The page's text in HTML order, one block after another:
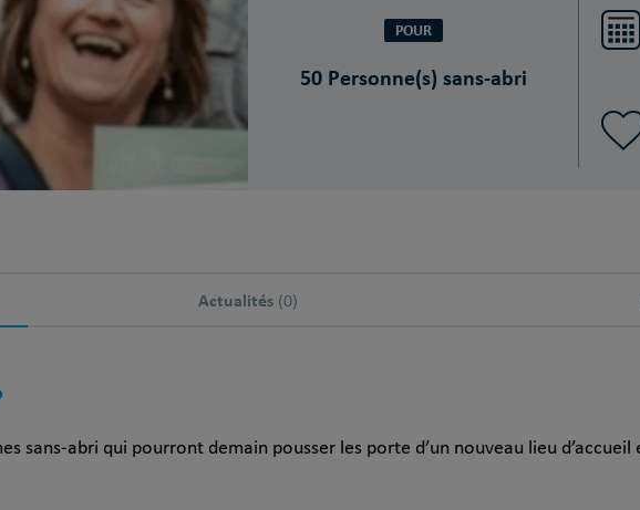
POUR
50 Personne(s) sans-abri
Actualités (0)
sans-abri qui pourront demain pousser les porte d’un nouveau lieu d’accueil